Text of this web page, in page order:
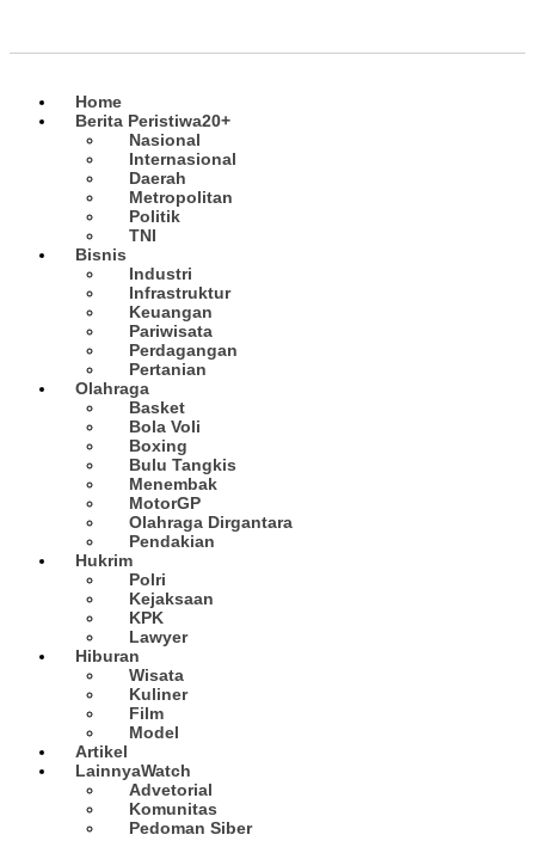
Home
Berita Peristiwa20+
Nasional
Internasional
Daerah
Metropolitan
Politik
TNI
Bisnis
Industri
Infrastruktur
Keuangan
Pariwisata
Perdagangan
Pertanian
Olahraga
Basket
Bola Voli
Boxing
Bulu Tangkis
Menembak
MotorGP
Olahraga Dirgantara
Pendakian
Hukrim
Polri
Kejaksaan
KPK
Lawyer
Hiburan
Wisata
Kuliner
Film
Model
Artikel
LainnyaWatch
Advetorial
Komunitas
Pedoman Siber